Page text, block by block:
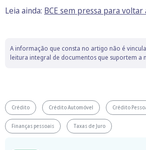
Leia ainda: BCE sem pressa para voltar
A informação que consta no artigo não é
leitura integral de documentos que suportem a
Crédito Crédito Automóvel Crédito
Finanças pessoais Taxas de Juro